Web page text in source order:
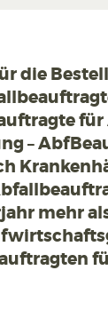
die
–
mehr